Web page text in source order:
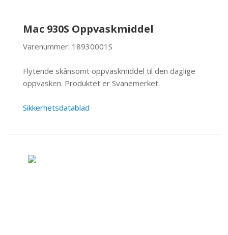
Mac 930S Oppvaskmiddel
Varenummer: 18930001S
Flytende skånsomt oppvaskmiddel til den daglige
oppvasken. Produktet er Svanemerket.
Sikkerhetsdatablad